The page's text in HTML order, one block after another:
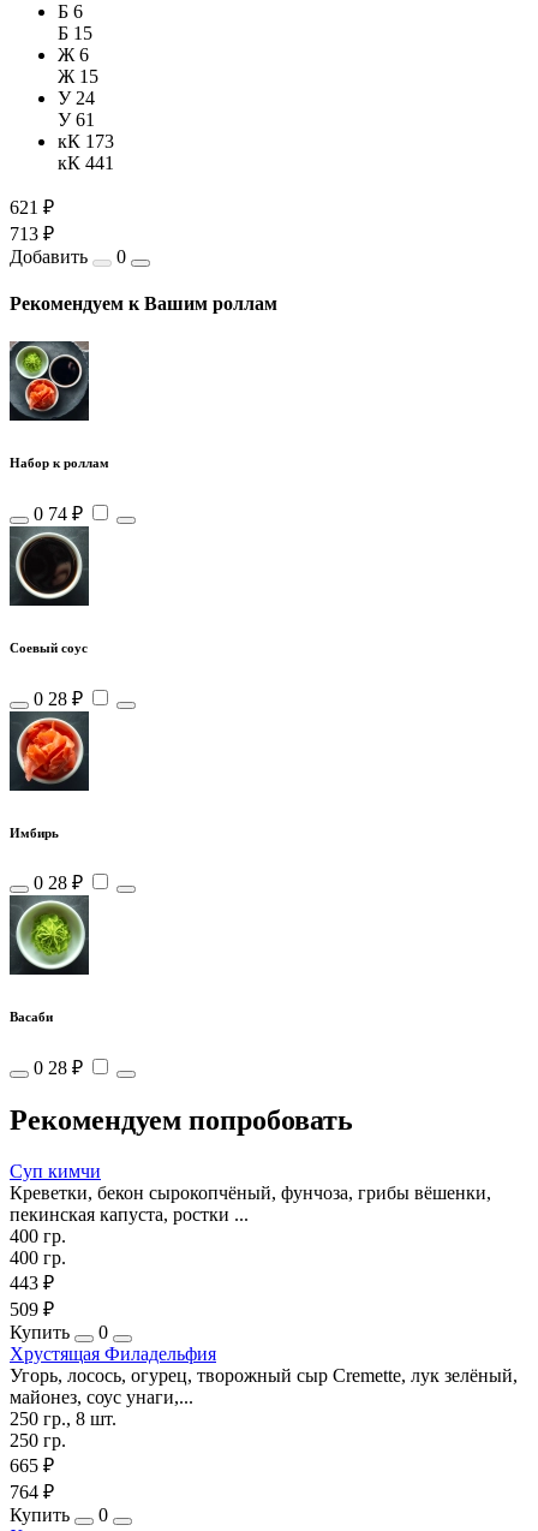
Б 6
Б 15
Ж 6
Ж 15
У 24
У 61
кК 173
кК 441
621 ₽
713 ₽
Добавить
0
Рекомендуем к Вашим роллам
Набор к роллам
0 74 ₽
Соевый соус
0 28 ₽
Имбирь
0 28 ₽
Васаби
0 28 ₽
Рекомендуем попробовать
Суп кимчи
Креветки, бекон сырокопчёный, фунчоза, грибы вёшенки,
пекинская капуста, ростки ...
400 гр.
400 гр.
443 ₽
509 ₽
Купить
0
Хрустящая Филадельфия
Угорь, лосось, огурец, творожный сыр Cremette, лук зелёный,
майонез, соус унаги,...
250 гр., 8 шт.
250 гр.
665 ₽
764 ₽
Купить
0